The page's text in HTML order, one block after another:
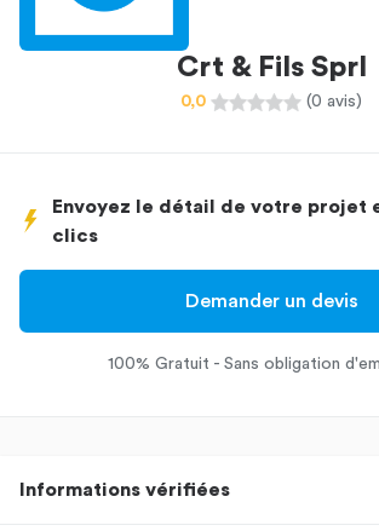
Crt & Fils Sprl
0,0 (0 avis)
Envoyez le détail de votre projet
clics
Demander un devis
100% Gratuit - Sans obligation
Informations vérifiées